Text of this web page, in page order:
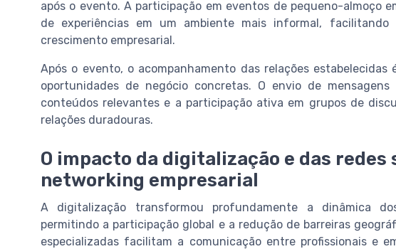
após o evento. A participação em eventos de pequeno-almoço
de experiências em um ambiente mais informal,
crescimento empresarial.
Após o evento, o acompanhamento das relações
oportunidades de negócio concretas. O envio de
conteúdos relevantes e a participação ativa em grupos de
relações duradouras.
O impacto da digitalização e das redes
networking empresarial
A digitalização transformou profundamente a dinâmica
permitindo a participação global e a redução de barreiras
especializadas facilitam a comunicação entre profissionais e